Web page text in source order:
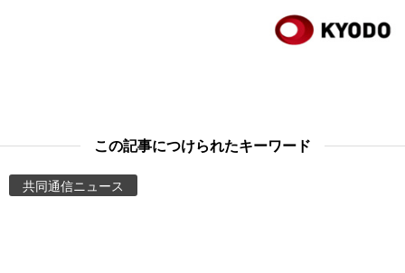
この記事につけられたキーワード
共同通信ニュース